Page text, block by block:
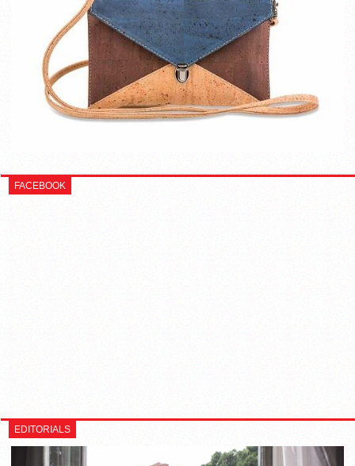
FACEBOOK
EDITORIALS